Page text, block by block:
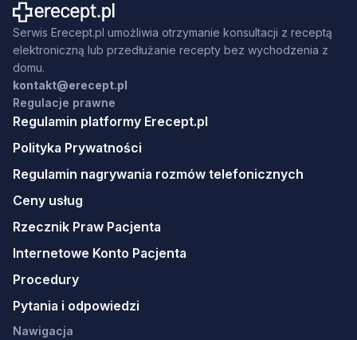
Serwis Erecept.pl umożliwia otrzymanie konsultacji z receptą
elektroniczną lub przedłużanie recepty bez wychodzenia z
domu.
kontakt@erecept.pl
Regulacje prawne
Regulamin platformy Erecept.pl
Polityka Prywatności
Regulamin nagrywania rozmów telefonicznych
Ceny usług
Rzecznik Praw Pacjenta
Internetowe Konto Pacjenta
Procedury
Pytania i odpowiedzi
Nawigacja